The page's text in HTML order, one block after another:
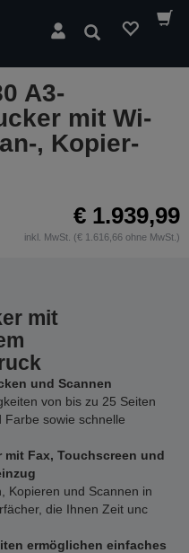
Suchen
A3-
mit Wi-
, Kopier-
€ 1.939,99
inkl. MwSt. (€ 1.616,66 ohne MwSt.)
mit
und Scannen
von bis zu 25 Seiten
Farbe sowie schnelle
Fax, Touchscreen und
Kopieren und Scannen in
die Ihnen Zeit unc
ermöglichen einfaches